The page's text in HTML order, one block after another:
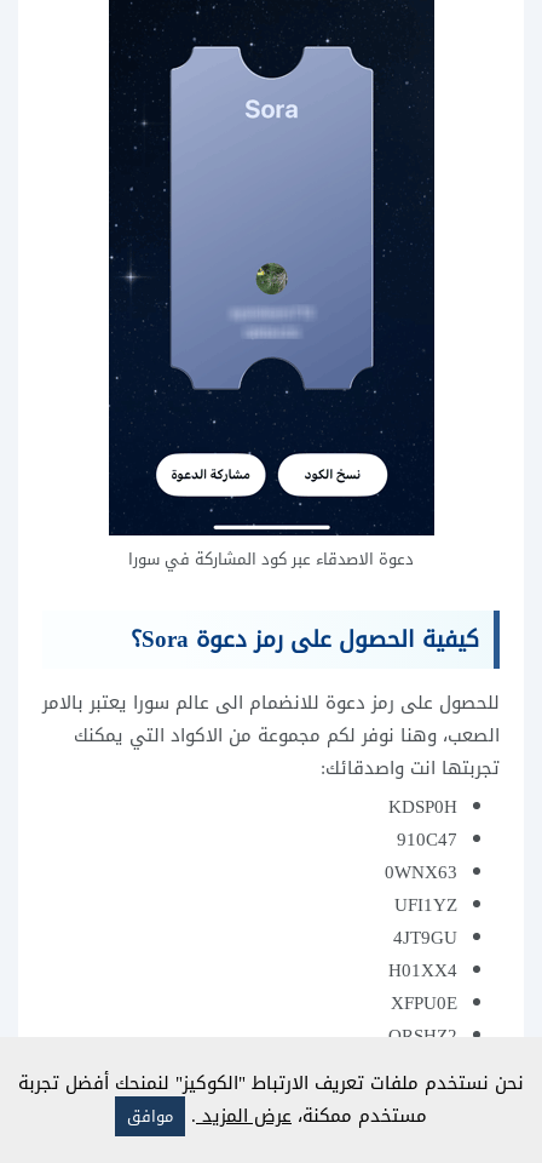
دعوة الاصدقاء عبر كود المشاركة في سورا
كيفية الحصول على رمز دعوة Sora؟
للحصول على رمز دعوة للانضمام الى عالم سورا يعتبر بالامر
الصعب، وهنا نوفر لكم مجموعة من الاكواد التي يمكنك
تجربتها انت واصدقائك:
KDSP0H
910C47
0WNX63
UFI1YZ
4JT9GU
H01XX4
XFPU0E
QRSHZ2
يمكنك إرسال كود التفعيل الخاص بك
لأصدقائك لدعوتهم إلى عالم Sora، حيث
نحن نستخدم ملفات تعريف الارتباط "الكوكيز" لنمنحك أفضل تجربة
مستخدم ممكنة، عرض المزيد. موافق